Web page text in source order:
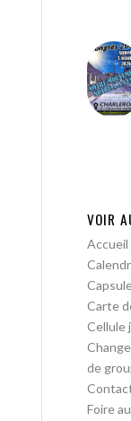
VOIR
Accueil
Carte
Cellule
de
Foire